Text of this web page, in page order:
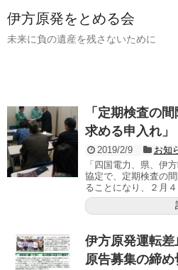
伊方原発をとめる会
未来に負の遺産を残さないために
「定期検査の
求める申入れ
2019/2/9
お知
「四国電力、県、伊
協定で、定期検査の
ることになり、２月
伊方原発運転
原告募集の締